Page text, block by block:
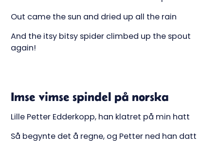
Out came the sun and dried up all the rain
And the itsy bitsy spider climbed up the spout
again!
Imse vimse spindel på norska
Lille Petter Edderkopp, han klatret på min hatt
Så begynte det å regne, og Petter ned han datt